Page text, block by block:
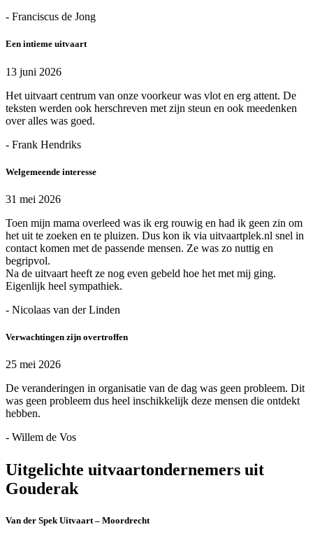
- Franciscus de Jong
Een intieme uitvaart
13 juni 2026
Het uitvaart centrum van onze voorkeur was vlot en erg attent. De
teksten werden ook herschreven met zijn steun en ook meedenken
over alles was goed.
- Frank Hendriks
Welgemeende interesse
31 mei 2026
Toen mijn mama overleed was ik erg rouwig en had ik geen zin om
het uit te zoeken en te pluizen. Dus kon ik via uitvaartplek.nl snel in
contact komen met de passende mensen. Ze was zo nuttig en
begripvol.
Na de uitvaart heeft ze nog even gebeld hoe het met mij ging.
Eigenlijk heel sympathiek.
- Nicolaas van der Linden
Verwachtingen zijn overtroffen
25 mei 2026
De veranderingen in organisatie van de dag was geen probleem. Dit
was geen probleem dus heel inschikkelijk deze mensen die ontdekt
hebben.
- Willem de Vos
Uitgelichte uitvaartondernemers uit
Gouderak
Van der Spek Uitvaart – Moordrecht